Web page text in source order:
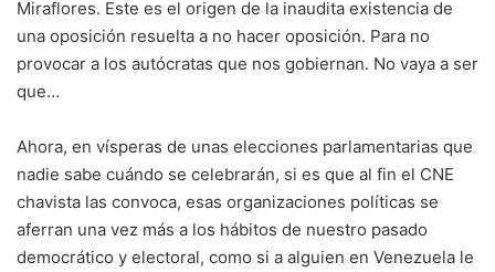
Miraflores. Este es el origen de la inaudita existencia de
una oposición resuelta a no hacer oposición. Para no
provocar a los autócratas que nos gobiernan. No vaya a ser
que…
Ahora, en vísperas de unas elecciones parlamentarias que
nadie sabe cuándo se celebrarán, si es que al fin el CNE
chavista las convoca, esas organizaciones políticas se
aferran una vez más a los hábitos de nuestro pasado
democrático y electoral, como si a alguien en Venezuela le